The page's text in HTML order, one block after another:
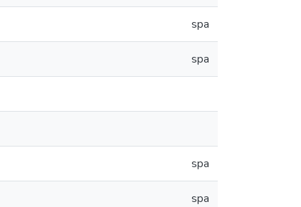
spa
spa
spa
spa